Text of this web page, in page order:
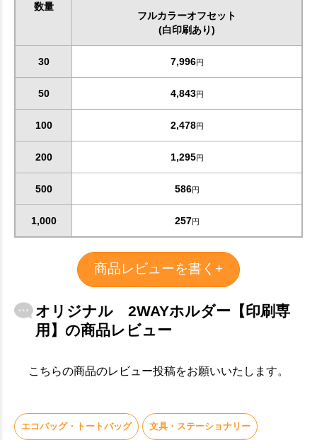
数量
フルカラーオフセット
(白印刷あり)
30 7,996円
50 4,843円
100 2,478円
200 1,295円
500 586円
1,000 257円
商品レビューを書く+
オリジナル 2WAYホルダー【印刷専
用】の商品レビュー
こちらの商品のレビュー投稿をお願いいたします。
エコバッグ・トートバッグ 文具・ステーショナリー